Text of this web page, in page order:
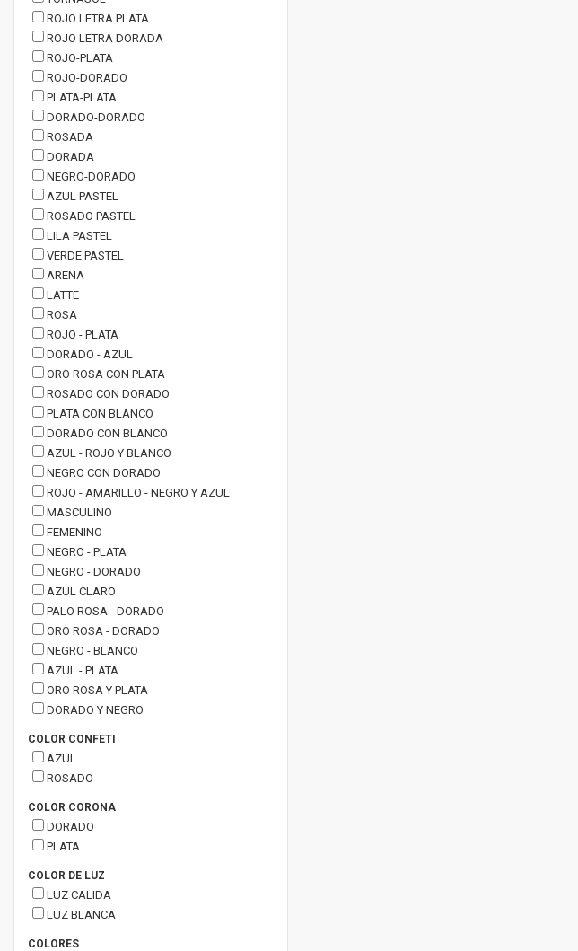
ROJO LETRA PLATA
ROJO LETRA DORADA
ROJO-PLATA
ROJO-DORADO
PLATA-PLATA
DORADO-DORADO
ROSADA
DORADA
NEGRO-DORADO
AZUL PASTEL
ROSADO PASTEL
LILA PASTEL
VERDE PASTEL
ARENA
LATTE
ROSA
ROJO - PLATA
DORADO - AZUL
ORO ROSA CON PLATA
ROSADO CON DORADO
PLATA CON BLANCO
DORADO CON BLANCO
AZUL - ROJO Y BLANCO
NEGRO CON DORADO
ROJO - AMARILLO - NEGRO Y AZUL
MASCULINO
FEMENINO
NEGRO - PLATA
NEGRO - DORADO
AZUL CLARO
PALO ROSA - DORADO
ORO ROSA - DORADO
NEGRO - BLANCO
AZUL - PLATA
ORO ROSA Y PLATA
DORADO Y NEGRO
COLOR CONFETI
AZUL
ROSADO
COLOR CORONA
DORADO
PLATA
COLOR DE LUZ
LUZ CALIDA
LUZ BLANCA
COLORES